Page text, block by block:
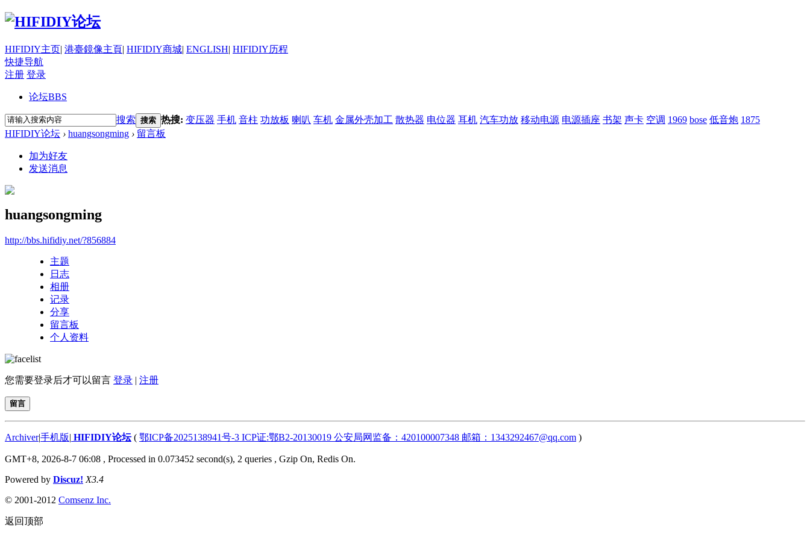
HIFIDIY主页| 港臺鏡像主頁| HIFIDIY商城| ENGLISH| HIFIDIY历程
快捷导航
注册 登录
论坛BBS
搜索 搜索 热搜: 变压器 手机 音柱 功放板 喇叭 车机 金属外壳加工 散热器 电位器 耳机 汽车功放 移动电源 电源插座 书架 声卡 空调 1969 bose 低音炮 1875
HIFIDIY论坛 › huangsongming › 留言板
加为好友
发送消息
huangsongming
http://bbs.hifidiy.net/?856884
主题
日志
相册
记录
分享
留言板
个人资料
您需要登录后才可以留言 登录 | 注册
留言
Archiver|手机版| HIFIDIY论坛( 鄂ICP备2025138941号-3 ICP证:鄂B2-20130019 公安局网监备：420100007348 邮箱：1343292467@qq.com )
GMT+8, 2026-8-7 06:08 , Processed in 0.073452 second(s), 2 queries , Gzip On, Redis On.
Powered by Discuz! X3.4
© 2001-2012 Comsenz Inc.
返回顶部